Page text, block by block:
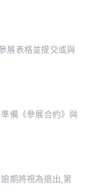
展表格並提交或與
備《參展合約》與
期將視為退出,第